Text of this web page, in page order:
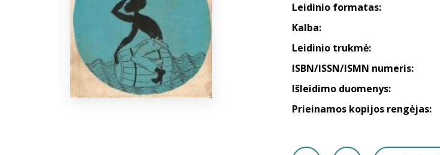
Leidinio formatas:
Kalba:
Leidinio trukmė:
ISBN/ISSN/ISMN numeris:
Išleidimo duomenys:
Prieinamos kopijos rengėjas: